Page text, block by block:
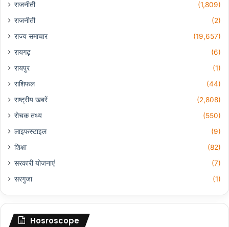
राजनीती
(1,809)
राजनीती
(2)
राज्य समाचार
(19,657)
रायगढ़
(6)
रायपुर
(1)
राशिफल
(44)
राष्ट्रीय खबरें
(2,808)
रोचक तथ्य
(550)
लाइफस्टाइल
(9)
शिक्षा
(82)
सरकारी योजनाएं
(7)
सरगुजा
(1)
Hosroscope